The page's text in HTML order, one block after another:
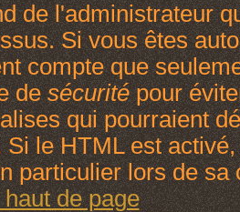
de l'administrateur
Si vous êtes
compte que
desécuritépour
qui pourraient
Si le HTML est
particulier lors de sa
de page